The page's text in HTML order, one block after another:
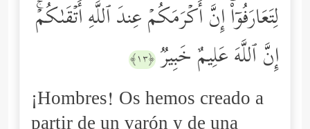
لِتَعَارَفُوۤاْۚ إِنَّ أَكۡرَمَكُمۡ عِندَ ٱللَّهِ أَتۡقَىٰكُمۡۚ
إِنَّ ٱللَّهَ عَلِیمٌ خَبِیرࣱ ﴿١٣﴾
¡Hombres! Os hemos creado a